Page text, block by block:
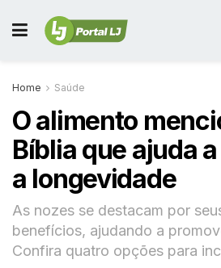
Home Saúde
O alimento
Bíblia que ajuda
a longevidade
As nozes se destacam por
benefícios, ajudando a
Confira quatro opções para